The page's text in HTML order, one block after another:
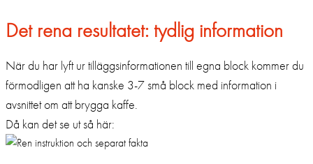
Det rena resultatet: tydlig information
När du har lyft ur tilläggsinformationen till egna block kommer du
förmodligen att ha kanske 3-7 små block med information i
avsnittet om att brygga kaffe.
Då kan det se ut så här: